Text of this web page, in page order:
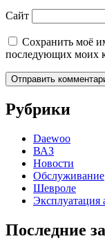
Сайт
Сохранить моё
последующих моих
Рубрики
Daewoo
ВАЗ
Новости
Обслуживание
Шевроле
Эксплуатация
Последние